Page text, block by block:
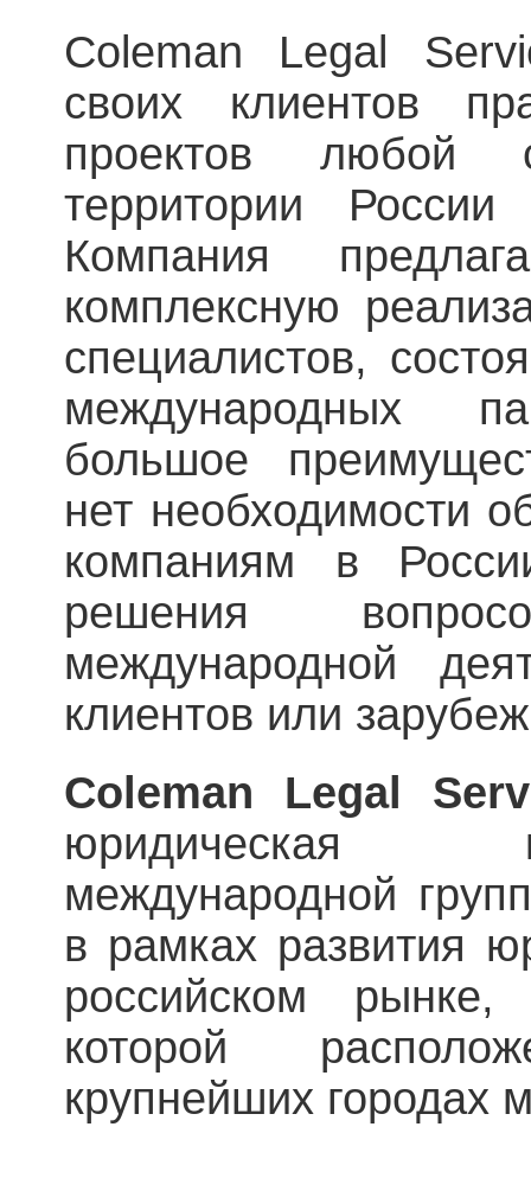
Coleman Legal
своих клиентов
проектов любой
территории
Компания
комплексную
специалистов,
международных
большое
нет необходимости
компаниям в
решения
международной
клиентов или
Coleman Legal
юридическая
международной
в рамках развития
российском
которой
крупнейших городах